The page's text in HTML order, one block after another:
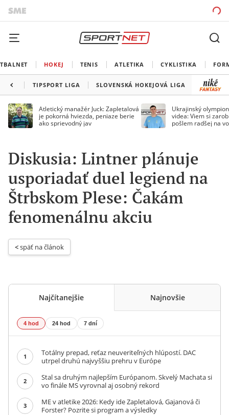
HOKEJ TENIS ATLETIKA CYKLISTIKA
TIPSPORT LIGA SLOVENSKÁ HOKEJOVÁ LIGA
Atletický manažér Juck: Zapletalová
je pokorná hviezda, peniaze berie
ako sprievodný jav
Ukrajinský
videa: Viem si
pošlem radšej na
Diskusia: Lintner plánuje
usporiadať duel legiend na
Štrbskom Plese: Čakám
fenomenálnu akciu
< späť na článok
Najčítanejšie Najnovšie
4 hod 24 hod 7 dní
1
Totálny prepad, reťaz neuveriteľných hlúpostí. DAC
utrpel druhú najvyššiu prehru v Európe
2
Stal sa druhým najlepším Európanom. Skvelý Machata si
vo finále MS vyrovnal aj osobný rekord
3
ME v atletike 2026: Kedy ide Zapletalová, Gajanová či
Forster? Pozrite si program a výsledky